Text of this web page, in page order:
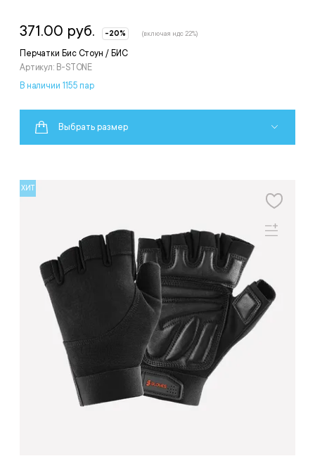
Перчатки Бис Стоун / БИС
Артикул: B-STONE
371.00 руб. -20% (включая ндс 22%)
В наличии 1155 пар
Выбрать размер
ХИТ